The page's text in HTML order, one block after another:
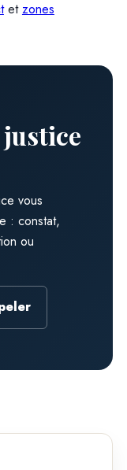
etzones
vous
: constat,
ou